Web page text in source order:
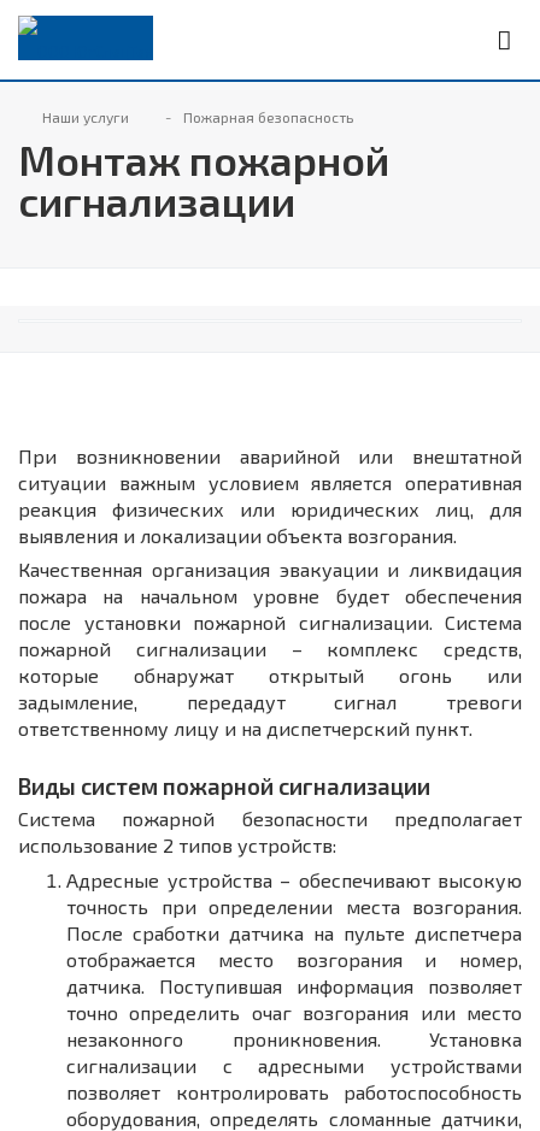
Наши услуги Пожарная безопасность
Монтаж пожарной
сигнализации
При возникновении аварийной или внештатной
ситуации важным условием является оперативная
реакция физических или юридических лиц, для
выявления и локализации объекта возгорания.
Качественная организация эвакуации и ликвидация
пожара на начальном уровне будет обеспечения
после установки пожарной сигнализации. Система
пожарной сигнализации – комплекс средств,
которые обнаружат открытый огонь или
задымление, передадут сигнал тревоги
ответственному лицу и на диспетчерский пункт.
Виды систем пожарной сигнализации
Система пожарной безопасности предполагает
использование 2 типов устройств:
Адресные устройства – обеспечивают высокую
точность при определении места возгорания.
После сработки датчика на пульте диспетчера
отображается место возгорания и номер,
датчика. Поступившая информация позволяет
точно определить очаг возгорания или место
незаконного проникновения. Установка
сигнализации с адресными устройствами
позволяет контролировать работоспособность
оборудования, определять сломанные датчики,